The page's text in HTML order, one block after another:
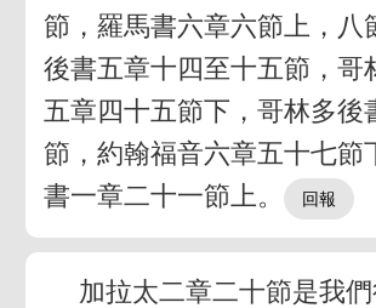
節，羅馬書六章六節上，八
後書五章十四至十五節，哥
五章四十五節下，哥林多後
節，約翰福音六章五十七節
書一章二十一節上。
加拉太二章二十節是我